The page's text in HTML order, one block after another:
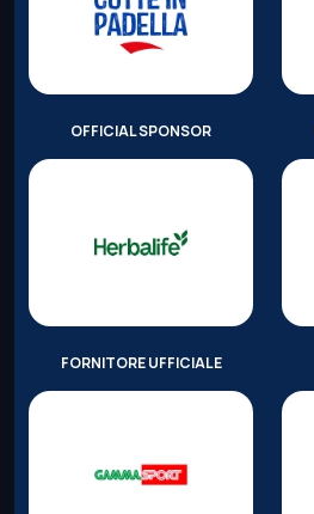
OFFICIAL SPONSOR
FORNITORE UFFICIALE